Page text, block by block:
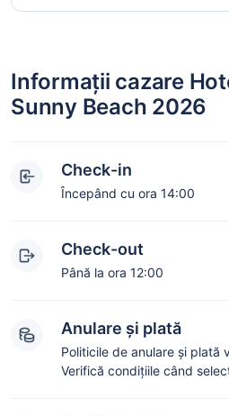
Informații cazare
Sunny Beach 2026
Check-in
Începând cu ora 14:00
Check-out
Până la ora 12:00
Anulare și plată
Politicile de anulare și plată
Verifică condițiile când